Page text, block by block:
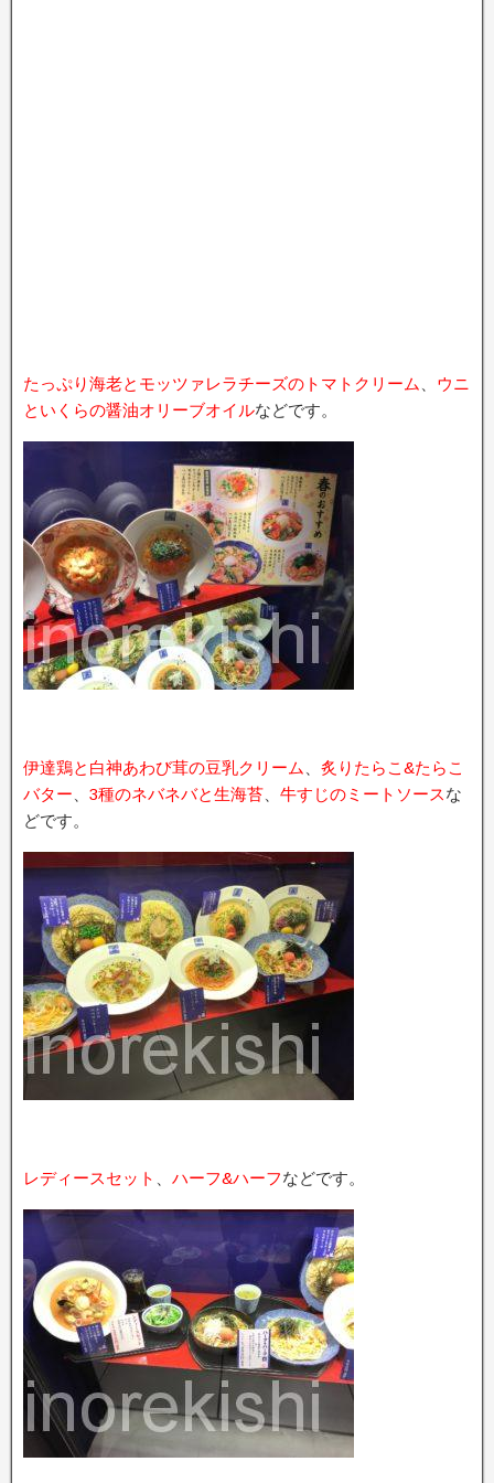
たっぷり海老とモッツァレラチーズのトマトクリーム
ウニ
といくらの醤油オリーブオイルなどです。
伊達鶏と白神あわび茸の豆乳クリーム
炙りたらこ&たらこ
バター
3種のネバネバと生海苔 牛すじのミートソースな
どです。
レディースセット ハーフ&ハーフなどです。